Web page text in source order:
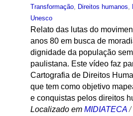
Transformação, Direitos humanos,
Unesco
Relato das lutas do
anos 80 em busca de
dignidade da população
paulistana. Este vídeo faz
Cartografia de Direitos
que tem como objetivo
e conquistas pelos direitos
Localizado em MIDIATECA /